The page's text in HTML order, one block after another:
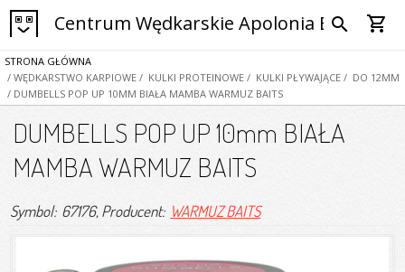
Centrum Wędkarskie Apolonia Bytom
search shopping_cart
STRONA GŁÓWNA
/ WĘDKARSTWO KARPIOWE / KULKI PROTEINOWE / KULKI PŁYWAJĄCE / DO 12MM
/ DUMBELLS POP UP 10MM BIAŁA MAMBA WARMUZ BAITS
DUMBELLS POP UP 10mm BIAŁA
MAMBA WARMUZ BAITS
Symbol: 67176, Producent: WARMUZ BAITS